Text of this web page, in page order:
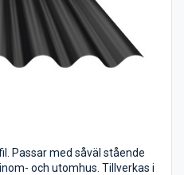
Passar med såväl stående
och utomhus. Tillverkas i